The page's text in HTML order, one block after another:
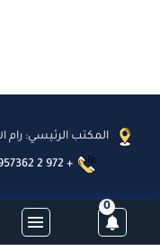
0
المكتب الرئيسي: رام
2 972 +